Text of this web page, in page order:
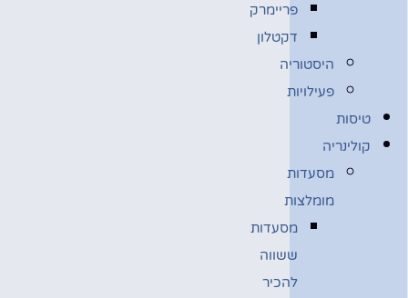
פריימרק
דקטלון
היסטוריה
פעילויות
טיסות
קולינריה
מסעדות
מומלצות
מסעדות
ששווה
להכיר